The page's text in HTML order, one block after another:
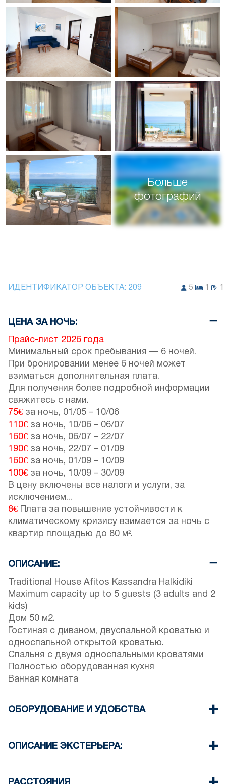
Больше
фотографий
ИДЕНТИФИКАТОР ОБЪЕКТА: 209 5
ЦЕНА ЗА НОЧЬ:
Прайс-лист 2026 года
Минимальный срок пребывания — 6 ночей.
При бронировании менее 6 ночей может
взиматься дополнительная плата.
Для получения более подробной информации
свяжитесь с нами.
75€ за ночь, 01/05 – 10/06
110€ за ночь, 10/06 – 06/07
160€ за ночь, 06/07 – 22/07
190€ за ночь, 22/07 – 01/09
160€ за ночь, 01/09 – 10/09
100€ за ночь, 10/09 – 30/09
В цену включены все налоги и услуги, за
исключением...
8€ Плата за повышение устойчивости к
климатическому кризису взимается за ночь с
квартир площадью до 80 м².
ОПИСАНИЕ:
Traditional House Afitos Kassandra Halkidiki
Maximum capacity up to 5 guests (3 adults and 2
kids)
Дом 50 м2.
Гостиная с диваном, двуспальной кроватью и
односпальной открытой кроватью.
Спальня с двумя односпальными кроватями
Полностью оборудованная кухня
Ванная комната
ОБОРУДОВАНИЕ И УДОБСТВА
Кондиционер
Утюг и гладильная доска
ОПИСАНИЕ ЭКСТЕРЬЕРА:
request)